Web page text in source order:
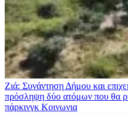
Ζιά: Συνάντηση Δήμου και
πρόσληψη δύο ατόμων που θα
πάρκινγκ Κοινωνια